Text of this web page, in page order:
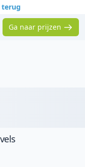
Ga naar prijzen